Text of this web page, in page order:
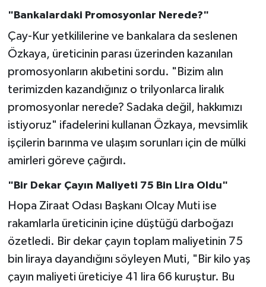
"Bankalardaki Promosyonlar Nerede?"
Çay-Kur yetkililerine ve bankalara da seslenen
Özkaya, üreticinin parası üzerinden kazanılan
promosyonların akıbetini sordu. "Bizim alın
terimizden kazandığınız o trilyonlarca liralık
promosyonlar nerede? Sadaka değil, hakkımızı
istiyoruz" ifadelerini kullanan Özkaya, mevsimlik
işçilerin barınma ve ulaşım sorunları için de mülki
amirleri göreve çağırdı.
"Bir Dekar Çayın Maliyeti 75 Bin Lira Oldu"
Hopa Ziraat Odası Başkanı Olcay Muti ise
rakamlarla üreticinin içine düştüğü darboğazı
özetledi. Bir dekar çayın toplam maliyetinin 75
bin liraya dayandığını söyleyen Muti, "Bir kilo yaş
çayın maliyeti üreticiye 41 lira 66 kuruştur. Bu